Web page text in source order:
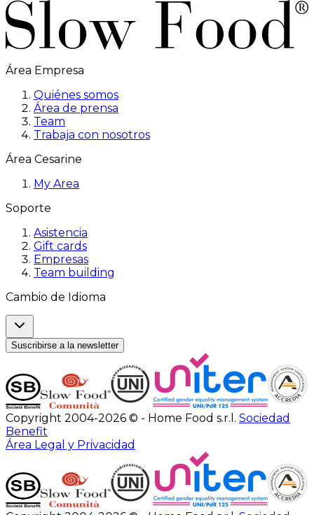
Área Empresa
Quiénes somos
Área de prensa
Team
Trabaja con nosotros
Área Cesarine
My Area
Soporte
Asistencia
Gift cards
Empresas
Team building
Cambio de Idioma
Suscribirse a la newsletter
Copyright 2004-2026 © - Home Food s.r.l. Sociedad
Benefit
Área Legal y Privacidad